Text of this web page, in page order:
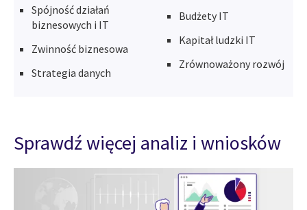
Spójność działań
biznesowych i IT
Zwinność biznesowa
Strategia danych
Budżety IT
Kapitał ludzki IT
Zrównoważony rozwój
Sprawdź więcej analiz i wniosków